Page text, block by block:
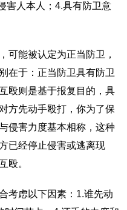
害人本人；4.具有防卫意
可能被认定为正当防卫，
在于：正当防卫具有防卫
殴则是基于报复目的，具
方先动手殴打，你为了保
侵害力度基本相称，这种
已经停止侵害或逃离现
殴。
考虑以下因素：1.谁先动